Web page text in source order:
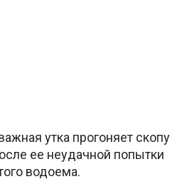
утка прогоняет скопу
ее неудачной попытки
водоема.